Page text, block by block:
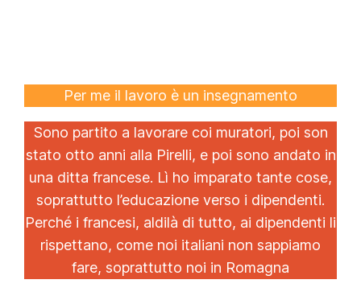
Per me il lavoro è un insegnamento
Sono partito a lavorare coi muratori, poi son
stato otto anni alla Pirelli, e poi sono andato in
una ditta francese. Lì ho imparato tante cose,
soprattutto l’educazione verso i dipendenti.
Perché i francesi, aldilà di tutto, ai dipendenti li
rispettano, come noi italiani non sappiamo
fare, soprattutto noi in Romagna